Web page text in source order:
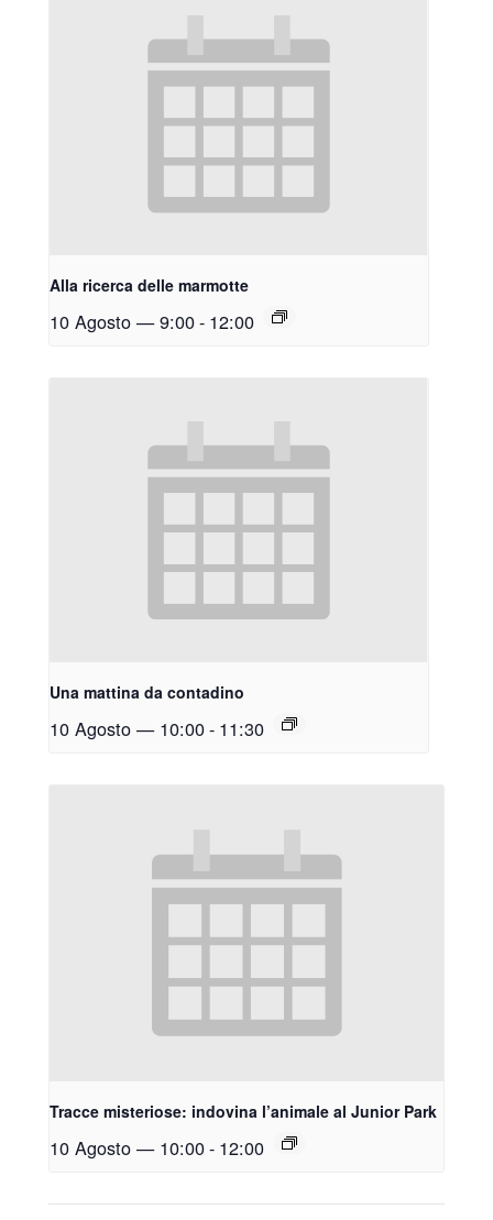
Alla ricerca delle marmotte
10 Agosto — 9:00- 12:00
Una mattina da contadino
10 Agosto — 10:00- 11:30
Tracce misteriose: indovina l’animale al Junior Park
10 Agosto — 10:00- 12:00